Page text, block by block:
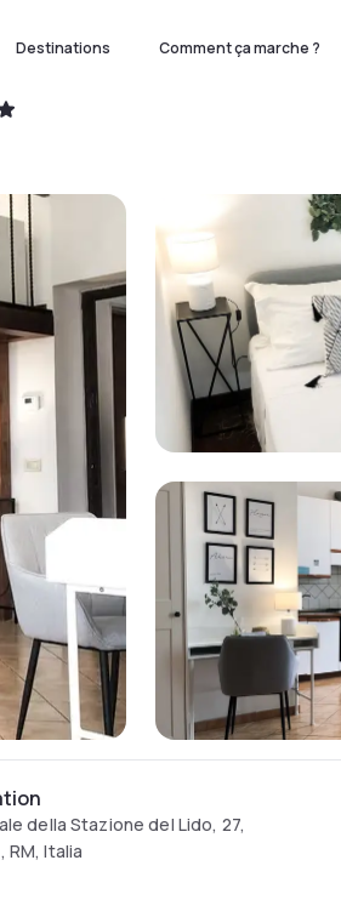
Destinations Comment ça marche ?
della Stazione del Lido, 27,
RM, Italia